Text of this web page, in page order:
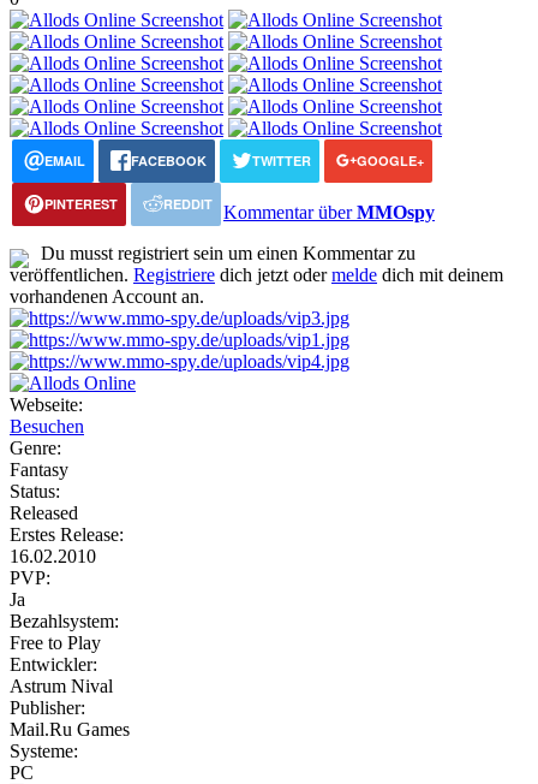
EMAIL FACEBOOK TWITTER GOOGLE+
PINTEREST REDDIT Kommentar überMMOspy
Du musst registriert sein um einen Kommentar zu
veröffentlichen. Registriere dich jetzt odermelde dich mit deinem
vorhandenen Account an.
Webseite:
Besuchen
Genre:
Fantasy
Status:
Released
Erstes Release:
16.02.2010
PVP:
Ja
Bezahlsystem:
Free to Play
Entwickler:
Astrum Nival
Publisher:
Mail.Ru Games
Systeme:
PC